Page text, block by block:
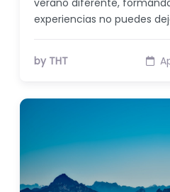
experiencias no puedes
by THT